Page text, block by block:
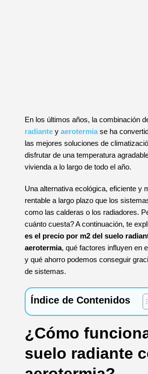
En los últimos años, la combinación
radiante y aerotermiase ha
las mejores soluciones de
disfrutar de una temperatura
vivienda a lo largo de todo el año.
Una alternativa ecológica, eficiente y
rentable a largo plazo que los
como las calderas o los radiadores.
cuánto cuesta? A continuación, te
es el precio por m2 del suelo
aerotermia, qué factores influyen en
y qué ahorro podemos conseguir
de sistemas.
Índice de Contenidos
¿Cómo
suelo radiante